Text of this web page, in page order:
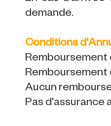
demande.
Conditions
Remboursement
Remboursement
Aucun
Pas d'assurance